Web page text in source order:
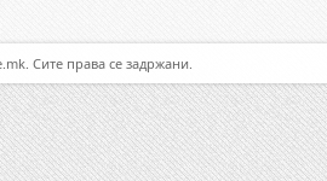
Сите права се задржани.